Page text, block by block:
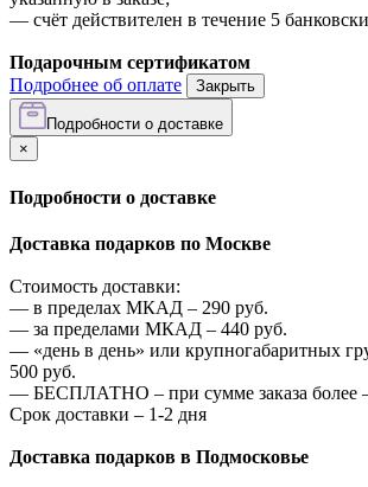
— счёт действителен в течение 5
Подарочным сертификатом
Подробнее об оплате
Закрыть
Подробности о доставке
×
Подробности о доставке
Доставка подарков по Москве
Стоимость доставки:
— в пределах МКАД – 290 руб.
— за пределами МКАД – 440 руб.
— «день в день» или крупногабаритных
500 руб.
— БЕСПЛАТНО – при сумме заказа более
Срок доставки – 1-2 дня
Доставка подарков в Подмосковье